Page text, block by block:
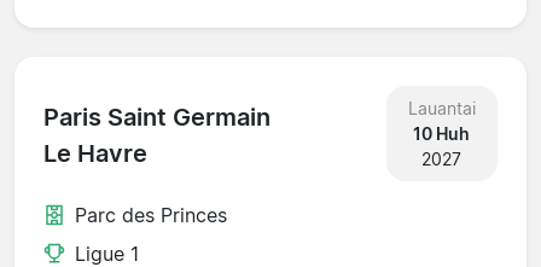
Paris Saint Germain
Le Havre
Lauantai
10 Huh
2027
Parc des Princes
Ligue 1